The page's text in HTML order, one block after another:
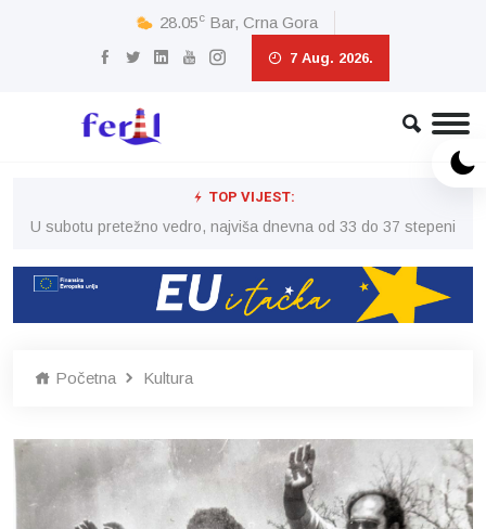
28.05c Bar, Crna Gora
7 Aug. 2026.
TOP VIJEST:
U subotu pretežno vedro, najviša dnevna od 33 do 37 stepeni
Početna Kultura